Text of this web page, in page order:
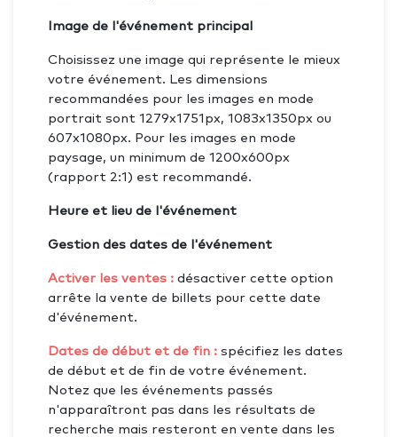
Image de l'événement principal
Choisissez une image qui représente le mieux
votre événement. Les dimensions
recommandées pour les images en mode
portrait sont 1279x1751px, 1083x1350px ou
607x1080px. Pour les images en mode
paysage, un minimum de 1200x600px
(rapport 2:1) est recommandé.
Heure et lieu de l'événement
Gestion des dates de l'événement
Activer les ventes : désactiver cette option
arrête la vente de billets pour cette date
d'événement.
Dates de début et de fin : spécifiez les dates
de début et de fin de votre événement.
Notez que les événements passés
n'apparaîtront pas dans les résultats de
recherche mais resteront en vente dans les